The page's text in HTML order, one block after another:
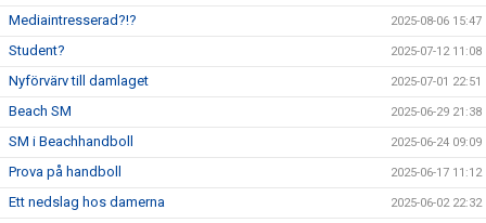
Mediaintresserad?!? 2025-08-06 15:47
Student? 2025-07-12 11:08
Nyförvärv till damlaget 2025-07-01 22:51
Beach SM 2025-06-29 21:38
SM i Beachhandboll 2025-06-24 09:09
Prova på handboll 2025-06-17 11:12
Ett nedslag hos damerna 2025-06-02 22:32